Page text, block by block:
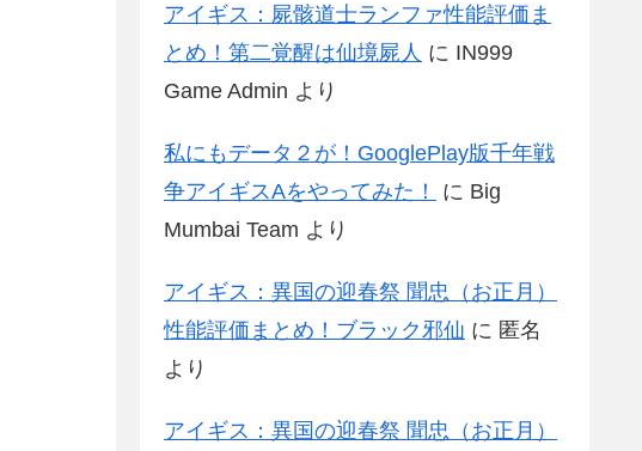
アイギス：屍骸道士ランファ性能評価ま
とめ！第二覚醒は仙境屍人 に IN999
Game Admin より
私にもデータ２が！GooglePlay版千年戦
争アイギスAをやってみた！
に Big
Mumbai Team より
アイギス：異国の迎春祭 聞忠（お正月）
性能評価まとめ！ブラック邪仙 に 匿名
より
アイギス：異国の迎春祭 聞忠（お正月）